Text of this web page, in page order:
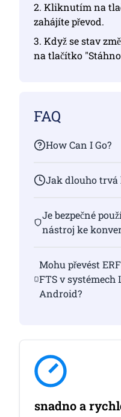
2. Kliknutím na
zahájíte převod.
3. Když se stav
na tlačítko
FAQ
How Can I Go?
Jak dlouho trvá
Je bezpečné
nástroj ke
Mohu převést
FTS v systémech
Android?
snadno a